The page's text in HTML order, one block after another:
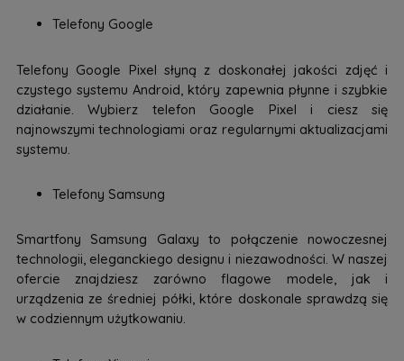
Telefony Google
Telefony Google Pixel słyną z doskonałej jakości zdjęć i
czystego systemu Android, który zapewnia płynne i szybkie
działanie. Wybierz telefon Google Pixel i ciesz się
najnowszymi technologiami oraz regularnymi aktualizacjami
systemu.
Telefony Samsung
Smartfony Samsung Galaxy to połączenie nowoczesnej
technologii, eleganckiego designu i niezawodności. W naszej
ofercie znajdziesz zarówno flagowe modele, jak i
urządzenia ze średniej półki, które doskonale sprawdzą się
w codziennym użytkowaniu.